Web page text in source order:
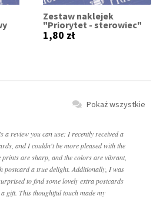
Zestaw naklejek
"Priorytet - sterowiec"
1,80 zł
Pokaż wszystkie
a review you can use: I recently received a
and I couldn't be more pleased with the
prints are sharp, and the colors are vibrant,
postcard a true delight. Additionally, I was
to find some lovely extra postcards
gift. This thoughtful touch made my